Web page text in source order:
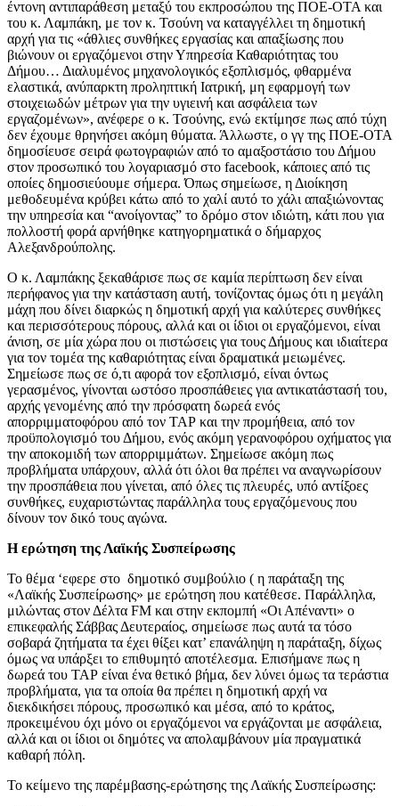
έντονη αντιπαράθεση μεταξύ του εκπροσώπου της ΠΟΕ-ΟΤΑ και
του κ. Λαμπάκη, με τον κ. Τσούνη να καταγγέλλει τη δημοτική
αρχή για τις «άθλιες συνθήκες εργασίας και απαξίωσης που
βιώνουν οι εργαζόμενοι στην Υπηρεσία Καθαριότητας του
Δήμου… Διαλυμένος μηχανολογικός εξοπλισμός, φθαρμένα
ελαστικά, ανύπαρκτη προληπτική Ιατρική, μη εφαρμογή των
στοιχειωδών μέτρων για την υγιεινή και ασφάλεια των
εργαζομένων», ανέφερε ο κ. Τσούνης, ενώ εκτίμησε πως από τύχη
δεν έχουμε θρηνήσει ακόμη θύματα. Άλλωστε, ο γγ της ΠΟΕ-ΟΤΑ
δημοσίευσε σειρά φωτογραφιών από το αμαξοστάσιο του Δήμου
στον προσωπικό του λογαριασμό στο facebook, κάποιες από τις
οποίες δημοσιεύουμε σήμερα. Όπως σημείωσε, η Διοίκηση
μεθοδευμένα κρύβει κάτω από το χαλί αυτό το χάλι απαξιώνοντας
την υπηρεσία και “ανοίγοντας” το δρόμο στον ιδιώτη, κάτι που για
πολλοστή φορά αρνήθηκε κατηγορηματικά ο δήμαρχος
Αλεξανδρούπολης.
Ο κ. Λαμπάκης ξεκαθάρισε πως σε καμία περίπτωση δεν είναι
περήφανος για την κατάσταση αυτή, τονίζοντας όμως ότι η μεγάλη
μάχη που δίνει διαρκώς η δημοτική αρχή για καλύτερες συνθήκες
και περισσότερους πόρους, αλλά και οι ίδιοι οι εργαζόμενοι, είναι
άνιση, σε μία χώρα που οι πιστώσεις για τους Δήμους και ιδιαίτερα
για τον τομέα της καθαριότητας είναι δραματικά μειωμένες.
Σημείωσε πως σε ό,τι αφορά τον εξοπλισμό, είναι όντως
γερασμένος, γίνονται ωστόσο προσπάθειες για αντικατάστασή του,
αρχής γενομένης από την πρόσφατη δωρεά ενός
απορριμματοφόρου από τον ΤΑΡ και την προμήθεια, από τον
προϋπολογισμό του Δήμου, ενός ακόμη γερανοφόρου οχήματος για
την αποκομιδή των απορριμμάτων. Σημείωσε ακόμη πως
προβλήματα υπάρχουν, αλλά ότι όλοι θα πρέπει να αναγνωρίσουν
την προσπάθεια που γίνεται, από όλες τις πλευρές, υπό αντίξοες
συνθήκες, ευχαριστώντας παράλληλα τους εργαζόμενους που
δίνουν τον δικό τους αγώνα.
Η ερώτηση της Λαϊκής Συσπείρωσης
Το θέμα ‘εφερε στο δημοτικό συμβούλιο ( η παράταξη της
«Λαϊκής Συσπείρωσης» με ερώτηση που κατέθεσε. Παράλληλα,
μιλώντας στον Δέλτα FM και στην εκπομπή «Οι Απέναντι» ο
επικεφαλής Σάββας Δευτεραίος, σημείωσε πως αυτά τα τόσο
σοβαρά ζητήματα τα έχει θίξει κατ’ επανάληψη η παράταξη, δίχως
όμως να υπάρξει το επιθυμητό αποτέλεσμα. Επισήμανε πως η
δωρεά του ΤΑΡ είναι ένα θετικό βήμα, δεν λύνει όμως τα τεράστια
προβλήματα, για τα οποία θα πρέπει η δημοτική αρχή να
διεκδικήσει πόρους, προσωπικό και μέσα, από το κράτος,
προκειμένου όχι μόνο οι εργαζόμενοι να εργάζονται με ασφάλεια,
αλλά και οι ίδιοι οι δημότες να απολαμβάνουν μία πραγματικά
καθαρή πόλη.
Το κείμενο της παρέμβασης-ερώτησης της Λαϊκής Συσπείρωσης: